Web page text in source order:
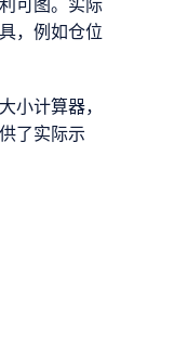
可图。实际
，例如仓位
小计算器，
了实际示